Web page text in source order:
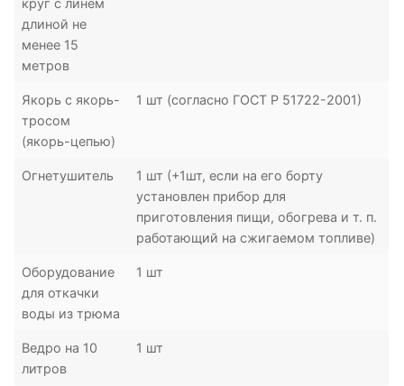
круг с линем
длиной не
менее 15
метров
Якорь с якорь-
тросом
(якорь-цепью)
1 шт (согласно ГОСТ Р 51722-2001)
Огнетушитель
1 шт (+1шт, если на его борту
установлен прибор для
приготовления пищи, обогрева и т. п.
работающий на сжигаемом топливе)
Оборудование
для откачки
воды из трюма
1 шт
Ведро на 10
литров
1 шт